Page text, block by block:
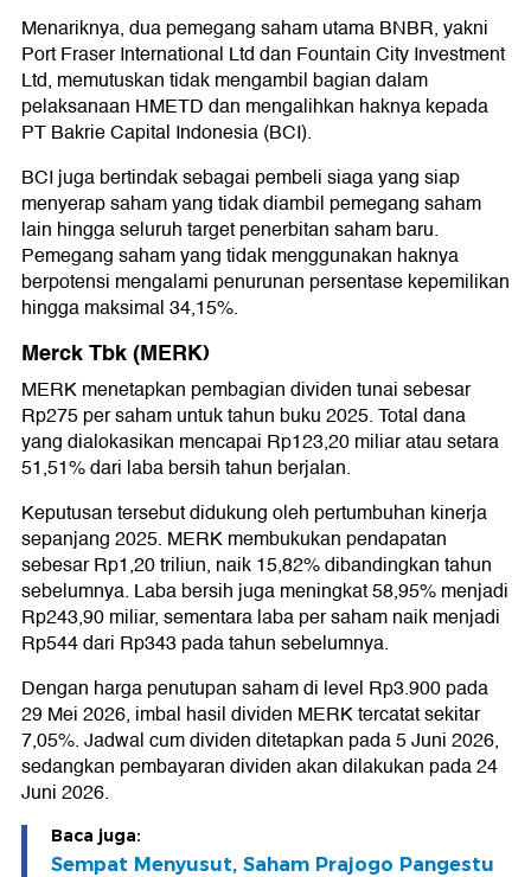
Menariknya, dua pemegang saham utama BNBR, yakni
Port Fraser International Ltd dan Fountain City Investment
Ltd, memutuskan tidak mengambil bagian dalam
pelaksanaan HMETD dan mengalihkan haknya kepada
PT Bakrie Capital Indonesia (BCI).
BCI juga bertindak sebagai pembeli siaga yang siap
menyerap saham yang tidak diambil pemegang saham
lain hingga seluruh target penerbitan saham baru.
Pemegang saham yang tidak menggunakan haknya
berpotensi mengalami penurunan persentase kepemilikan
hingga maksimal 34,15%.
Merck Tbk (MERK)
MERK menetapkan pembagian dividen tunai sebesar
Rp275 per saham untuk tahun buku 2025. Total dana
yang dialokasikan mencapai Rp123,20 miliar atau setara
51,51% dari laba bersih tahun berjalan.
Keputusan tersebut didukung oleh pertumbuhan kinerja
sepanjang 2025. MERK membukukan pendapatan
sebesar Rp1,20 triliun, naik 15,82% dibandingkan tahun
sebelumnya. Laba bersih juga meningkat 58,95% menjadi
Rp243,90 miliar, sementara laba per saham naik menjadi
Rp544 dari Rp343 pada tahun sebelumnya.
Dengan harga penutupan saham di level Rp3.900 pada
29 Mei 2026, imbal hasil dividen MERK tercatat sekitar
7,05%. Jadwal cum dividen ditetapkan pada 5 Juni 2026,
sedangkan pembayaran dividen akan dilakukan pada 24
Juni 2026.
Baca juga:
Sempat Menyusut, Saham Prajogo Pangestu